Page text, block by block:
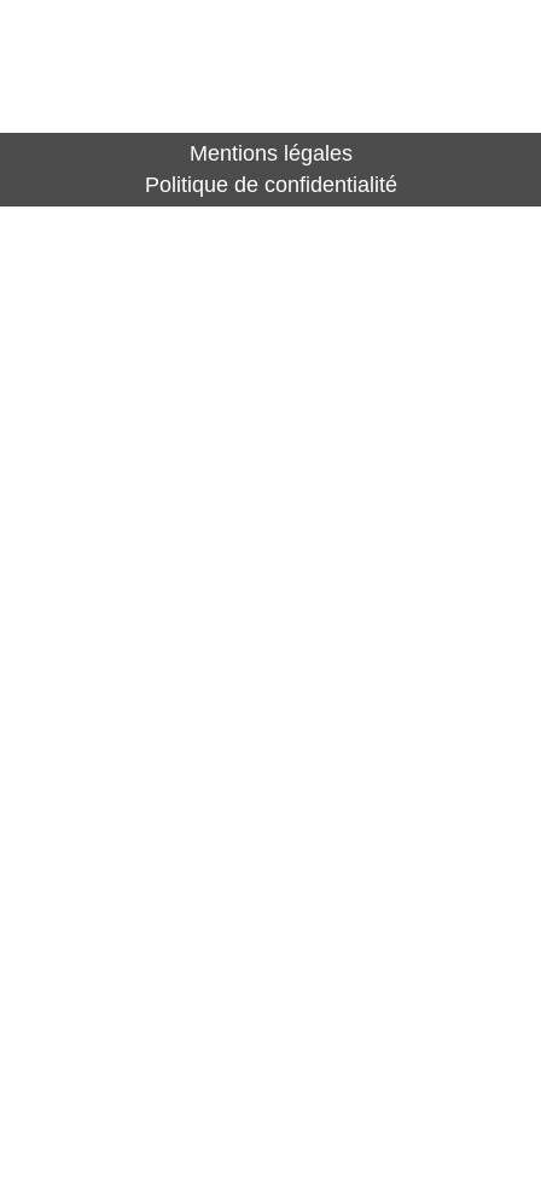
Mentions légales
Politique de confidentialité